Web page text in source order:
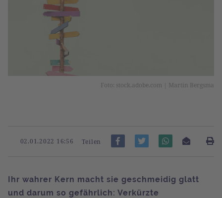
Foto: stock.adobe.com | Martin Bergsma
02.01.2022 16:56 Teilen
Ihr wahrer Kern macht sie geschmeidig glatt
und darum so gefährlich: Verkürzte